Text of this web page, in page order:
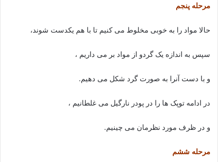
مرحله پنجم
حالا مواد را به خوبی مخلوط می کنیم تا با هم یکدست شوند،
سپس به اندازه یک گردو از مواد بر می داریم ،
و با دست آنرا به صورت گرد شکل می دهیم.
در ادامه توپک ها را در پودر نارگیل می غلطانیم ،
و در ظرف مورد نظرمان می چینیم.
مرحله ششم